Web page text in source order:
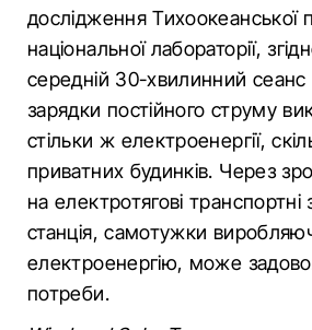
дослідження Тихоокеанської
національної лабораторії,
середній 30-хвилинний сеанс
зарядки постійного струму
стільки ж електроенергії,
приватних будинків. Через
на електротягові транспортні
станція, самотужки
електроенергію, може
потреби.